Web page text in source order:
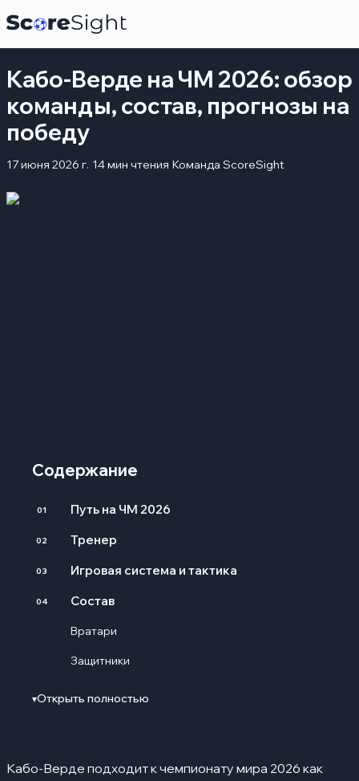
Кабо-Верде на ЧМ 2026: обзор
команды, состав, прогнозы на
победу
17 июня 2026 г. 14 мин чтения Команда ScoreSight
Содержание
01 Путь на ЧМ 2026
02 Тренер
03 Игровая система и тактика
04 Состав
Вратари
Защитники
▾Открыть полностью
Кабо-Верде подходит к чемпионату мира 2026 как